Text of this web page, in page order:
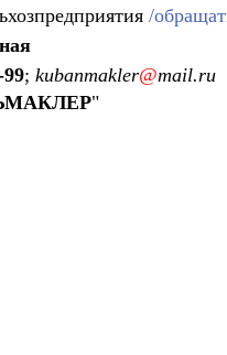
/
99; kubanmakler@mail.ru
"